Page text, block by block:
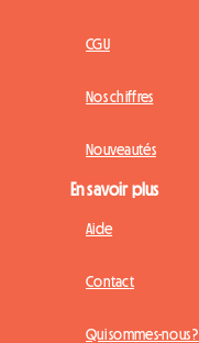
CGU
Nos chiffres
Nouveautés
En savoir plus
Aide
Contact
Qui sommes-nous ?